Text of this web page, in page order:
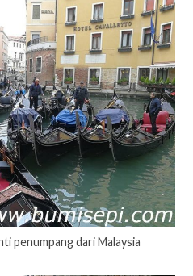
penumpang dari Malaysia